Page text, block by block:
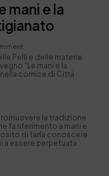
mani e la
Pelli e delle materie
“Le mani e la
cornice di Città
la tradizione
fa riferimento a mani e
di farla conoscere
a essere perpetuata